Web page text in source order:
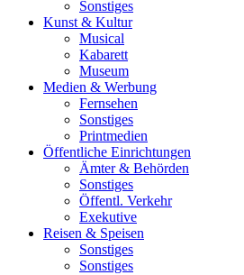
Sonstiges
Kunst & Kultur
Musical
Kabarett
Museum
Medien & Werbung
Fernsehen
Sonstiges
Printmedien
Öffentliche Einrichtungen
Ämter & Behörden
Sonstiges
Öffentl. Verkehr
Exekutive
Reisen & Speisen
Sonstiges
Sonstiges